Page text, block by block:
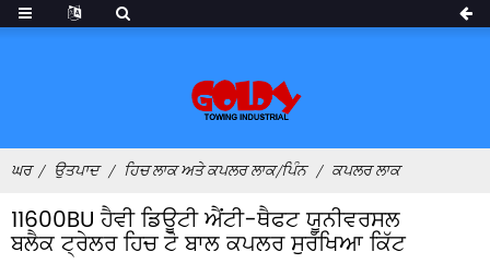
ਘਰ ਉਤਪਾਦ ਹਿਚ ਲਾਕ ਅਤੇ ਕਪਲਰ ਲਾਕ/ਪਿੰਨ ਕਪਲਰ ਲਾਕ
11600BU ਹੈਵੀ ਡਿਊਟੀ ਐਂਟੀ-ਥੈਫਟ ਯੂਨੀਵਰਸਲ
ਬਲੈਕ ਟ੍ਰੇਲਰ ਹਿਚ ਟੋ ਬਾਲ ਕਪਲਰ ਸੁਰੱਖਿਆ ਕਿੱਟ